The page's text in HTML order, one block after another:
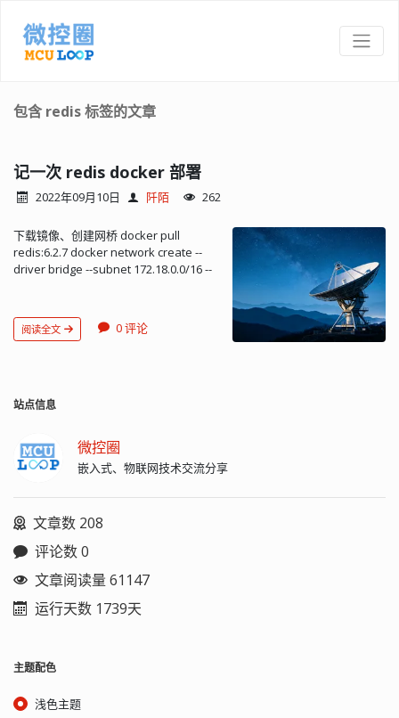
包含 redis 标签的文章
记一次 redis docker 部署
2022年09月10日 阡陌 262
下载镜像、创建网桥 docker pull
redis:6.2.7 docker network create --
driver bridge --subnet 172.18.0.0/16 --
阅读全文 0 评论
站点信息
微控圈
嵌入式、物联网技术交流分享
文章数 208
评论数 0
文章阅读量 61147
运行天数 1739天
主题配色
浅色主题